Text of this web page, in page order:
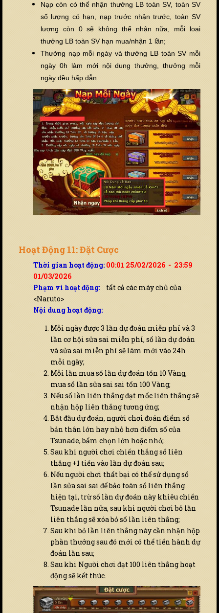
Nạp còn có thể nhận thưởng LB toàn SV, toàn SV
số lượng có hạn, nạp trước nhận trước, toàn SV
lượng còn 0 sẽ không thể nhận nữa, mỗi loại
thưởng LB toàn SV hạn mua/nhận 1 lần;
Thưởng nạp mỗi ngày và thưởng LB toàn SV mỗi
ngày 0h làm mới nội dung thưởng, thưởng mỗi
ngày đều hấp dẫn.
Hoạt Động 11: Đặt Cược
Thời gian hoạt động: 00:01 25/02/2026 - 23:59
01/03/2026
Phạm vi hoạt động: tất cả các máy chủ của
<Naruto>
Nội dung hoạt động:
Mỗi ngày được 3 lần dự đoán miễn phí và 3
lần cơ hội sửa sai miễn phí, số lần dự đoán
và sửa sai miễn phí sẽ làm mới vào 24h
mỗi ngày;
Mỗi lần mua số lần dự đoán tốn 10 Vàng,
mua số lần sửa sai sai tốn 100 Vàng;
Nếu số lần liên thắng đạt mốc liên thắng sẽ
nhận hộp liên thắng tương ứng;
Bắt đầu dự đoán, người chơi đoán điểm số
bản thân lớn hay nhỏ hơn điểm số của
Tsunade, bấm chọn lớn hoặc nhỏ;
Sau khi người chơi chiến thắng số liên
thắng +1 tiến vào lần dự đoán sau;
Nếu người chơi thất bại có thể sử dụng số
lần sửa sai sai để bảo toàn số liên thắng
hiện tại, trừ số lần dự đoán này khiêu chiến
Tsunade lần nữa, sau khi người chơi bỏ lần
liên thắng sẽ xóa bỏ số lần liên thắng;
Sau khi bỏ lần liên thắng này cần nhận hộp
phần thưởng sau đó mới có thể tiến hành dự
đoán lần sau;
Sau khi Người chơi đạt 100 liên thắng hoạt
động sẽ kết thúc.